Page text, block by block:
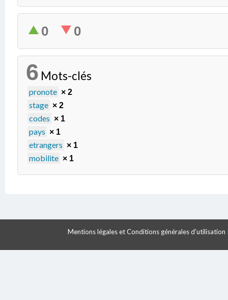
0 0
6 Mots-clés
pronote × 2
stage × 2
codes × 1
pays × 1
etrangers × 1
mobilite × 1
Mentions légales et Conditions générales d'utilisation